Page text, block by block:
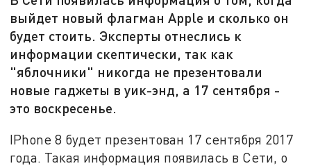
выйдет новый флагман Apple и сколько он
будет стоить. Эксперты отнеслись к
информации скептически, так как
"яблочники" никогда не презентовали
новые гаджеты в уик-энд, а 17 сентября -
это воскресенье.
IPhone 8 будет презентован 17 сентября 2017
года. Такая информация появилась в Сети, о